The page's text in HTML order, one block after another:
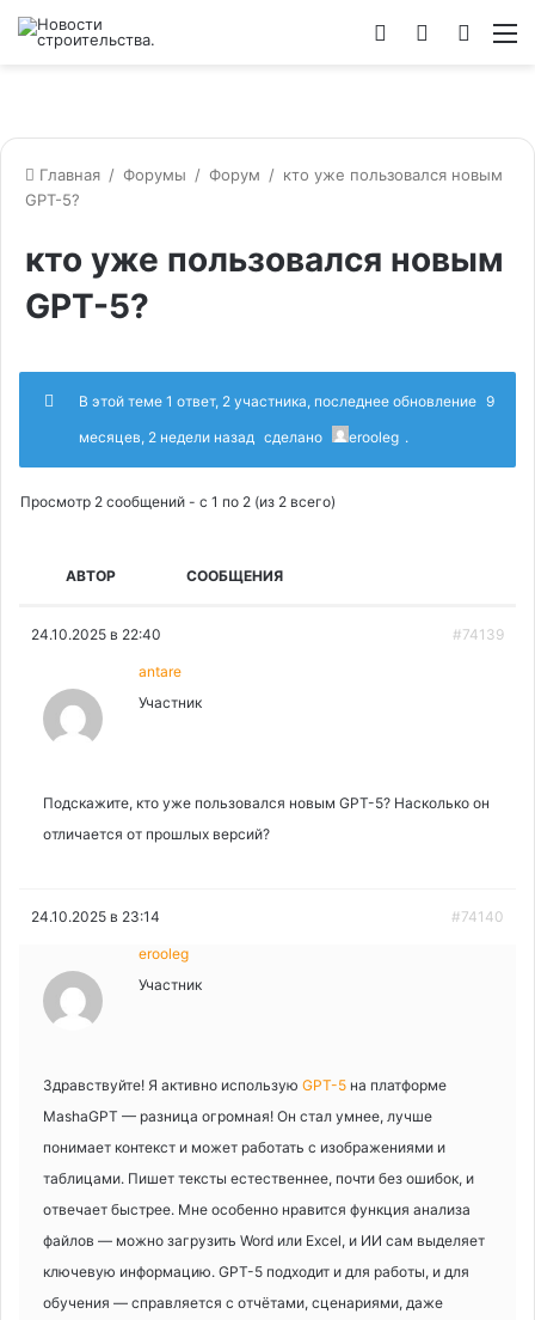
Switch
Войти
Главная / Форумы / Форум / кто уже пользовался новым
GPT-5?
кто уже пользовался новым
GPT-5?
В этой теме 1 ответ, 2 участника, последнее обновление 9
месяцев, 2 недели назад сделано erooleg .
Просмотр 2 сообщений - с 1 по 2 (из 2 всего)
АВТОР СООБЩЕНИЯ
24.10.2025 в 22:40 #74139
antare
Участник
Подскажите, кто уже пользовался новым GPT-5? Насколько он
отличается от прошлых версий?
24.10.2025 в 23:14 #74140
erooleg
Участник
Здравствуйте! Я активно использую GPT-5 на платформе
MashaGPT — разница огромная! Он стал умнее, лучше
понимает контекст и может работать с изображениями и
таблицами. Пишет тексты естественнее, почти без ошибок, и
отвечает быстрее. Мне особенно нравится функция анализа
файлов — можно загрузить Word или Excel, и ИИ сам выделяет
ключевую информацию. GPT-5 подходит и для работы, и для
обучения — справляется с отчётами, сценариями, даже